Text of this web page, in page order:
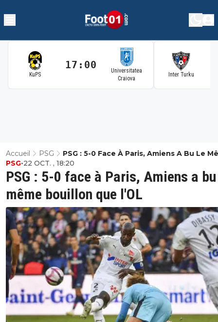
KuPS
17:00
Universitatea
Craiova
Inter Turku
Accueil PSG
PSG : 5-0 Face À Paris, Amiens A Bu Le
Bouillon Que L'OL
PSG : 5-0 face à Paris, Amiens a
même bouillon que l'OL
PSG•22 OCT. , 18:20